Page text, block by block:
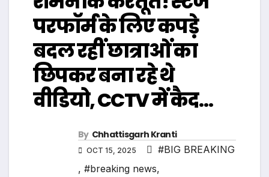
परफॉर्म के लिए कपड़े
बदल रहीं छात्राओं का
छिपकर बना रहे थे
वीडियो, CCTV में कैद…
By Chhattisgarh Kranti
OCT 15, 2025
#BIG BREAKING
, #breaking news,